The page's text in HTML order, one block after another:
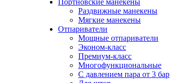
Портновские манекены
Раздвижные манекены
Мягкие манекены
Отпариватели
Мощные отпариватели
Эконом-класс
Премиум-класс
Многофункциональные
С давлением пара от 3 бар